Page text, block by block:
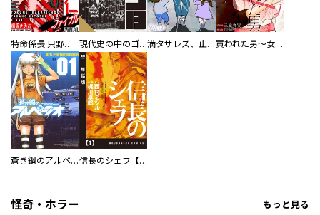
特命係長 只野仁ファイナル 愛蔵版 現代史の中のゴルゴ13 満タサレズ、止メラレズ 買われた男～女性限定快感セラピスト～【描き下ろしおまけ付き特装版】
蒼き鋼のアルペジオ 信長のシェフ【単話版】
怪奇・ホラー もっと見る